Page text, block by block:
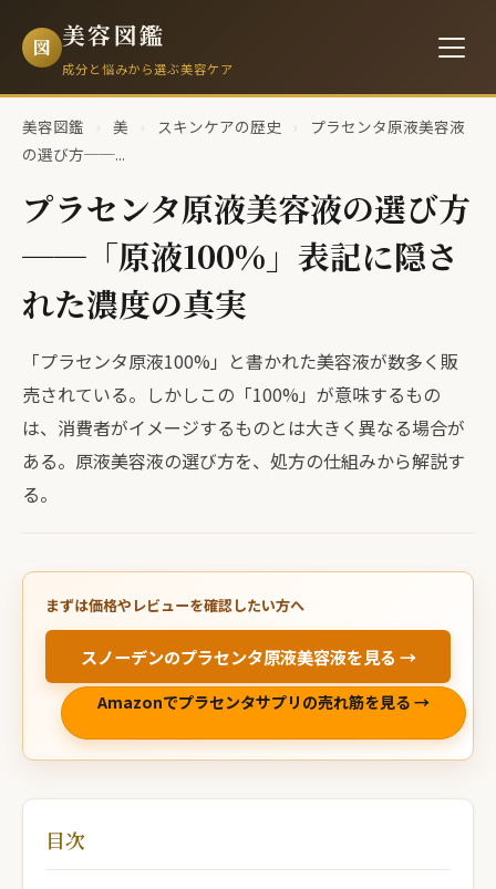
図 美容図鑑
成分と悩みから選ぶ美容ケア
美容図鑑 › 美 › スキンケアの歴史 ›
プラセンタ原液美容液
の選び方──...
プラセンタ原液美容液の選び方
──「原液100%」表記に隠さ
れた濃度の真実
「プラセンタ原液100%」と書かれた美容液が数多く販
売されている。しかしこの「100%」が意味するもの
は、消費者がイメージするものとは大きく異なる場合が
ある。原液美容液の選び方を、処方の仕組みから解説す
る。
まずは価格やレビューを確認したい方へ
スノーデンのプラセンタ原液美容液を見る →
Amazonでプラセンタサプリの売れ筋を見る →
目次